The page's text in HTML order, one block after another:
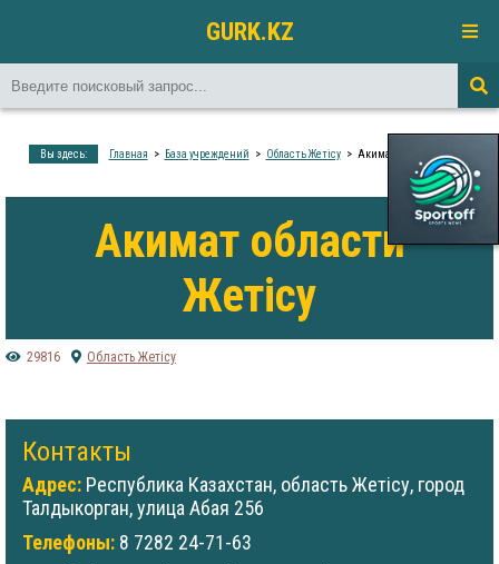
GURK.KZ
Вы здесь: Главная База учреждений Область Жетісу Акимат области Жетісу
Акимат области
Жетісу
29816 Область Жетісу
Контакты
Адрес: Республика Казахстан, область Жетісу, город
Талдыкорган, улица Абая 256
Телефоны: 8 7282 24-71-63